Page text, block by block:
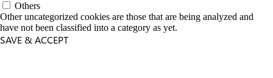
Others
Other uncategorized cookies are those that are being analyzed and
have not been classified into a category as yet.
SAVE & ACCEPT